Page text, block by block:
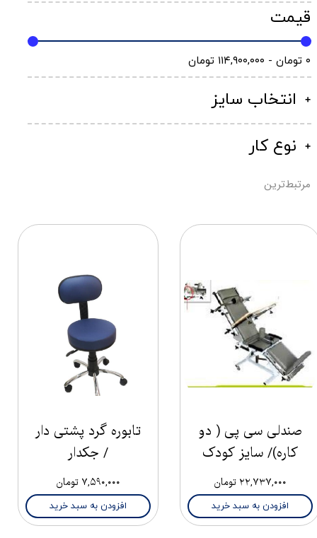
قیمت
۰ تومان - ۱۱۴,۹۰۰,۰۰۰ تومان
انتخاب سایز
نوع کار
مرتبط‌ترین
صندلی سی پی ( دو
کاره)/ سایز کودک
۲۲,۷۳۷,۰۰۰ تومان
افزودن به سبد خرید
تابوره گرد پشتی دار
/ جکدار
۷,۵۹۰,۰۰۰ تومان
افزودن به سبد خرید